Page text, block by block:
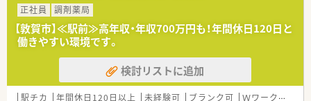
正社員
調剤薬局
【敦賀市】≪駅前≫高年収・年収700万円も！年間休日120日と
働きやすい環境です。
検討リストに追加
駅チカ 年間休日120日以上 未経験可 ブランク可 Ｗワーク可